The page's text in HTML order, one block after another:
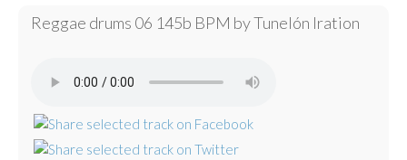
Reggae drums 06 145b BPM by Tunelón Iration